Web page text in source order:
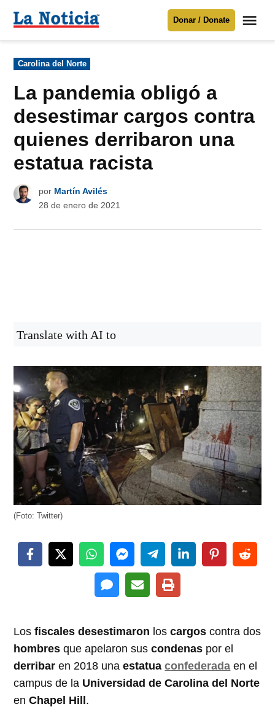
Para mantenerte informado necesitamos
Donar
contenido
Noticia
Donar / Donate
Publicado
en
Carolina del Norte
La pandemia obligó a
desestimar cargos contra
quienes derribaron una
estatua racista
por Martín Avilés
28 de enero de 2021
Translate with AI to
(Foto: Twitter)
Losfiscales desestimaron loscargos contra dos
hombres que apelaron suscondenas por el
derribar en 2018 unaestatuaconfederada en el
campus de la Universidad de Carolina del Norte
enChapel Hill .